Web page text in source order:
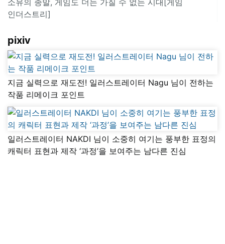
인더스트리]
pixiv
지금 실력으로 재도전! 일러스트레이터 Nagu 님이 전하는
작품 리메이크 포인트
일러스트레이터 NAKDI 님이 소중히 여기는 풍부한 표정의
캐릭터 표현과 제작 ‘과정’을 보여주는 남다른 진심